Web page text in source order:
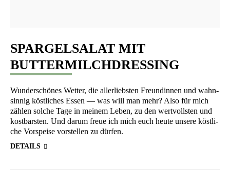
SPARGELSALAT MIT
BUTTERMILCHDRESSING
Wun­der­schö­nes Wet­ter, die aller­liebs­ten Freun­din­nen und wahn­
sin­nig köst­li­ches Essen — was will man mehr? Also für mich
zäh­len sol­che Tage in mei­nem Leben, zu den wert­volls­ten und
kost­bars­ten. Und dar­um freue ich mich euch heu­te unse­re köst­li­
che Vor­spei­se vor­stel­len zu dürfen.
DETAILS